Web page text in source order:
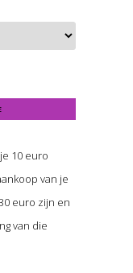
10 euro
van je
euro zijn en
van die